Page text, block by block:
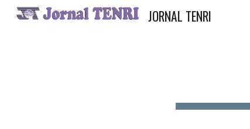
JORNAL TENRI